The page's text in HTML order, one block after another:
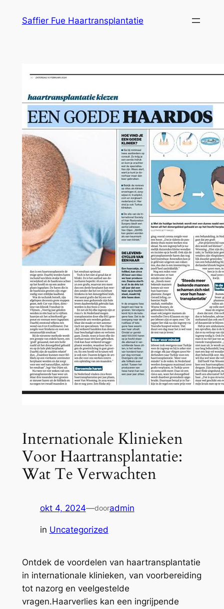
Saffier Fue Haartransplantatie
Internationale Klinieken
Voor Haartransplantatie:
Wat Te Verwachten
okt 4, 2024—dooradmin
in Uncategorized
Ontdek de voordelen van haartransplantatie
in internationale klinieken, van voorbereiding
tot nazorg en veelgestelde
vragen.Haarverlies kan een ingrijpende